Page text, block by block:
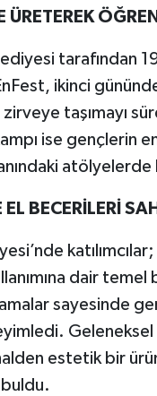
ÜRETEREK
tarafından
ikinci
taşımayı
ise
BECERİLERİ
dair
sayesinde
Geleneksel
estetik bir